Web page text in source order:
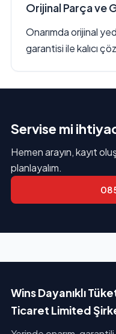
Orijinal Parça ve
Onarımda orijinal
garantisi ile kalıcı
Servise mi
Hemen arayın, kayıt
planlayalım.
Wins Dayanıklı
Ticaret Limited